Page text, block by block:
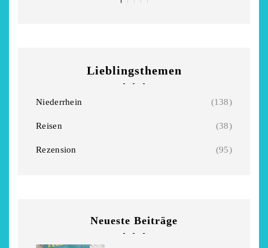
Niederrhein
2. Mai 2026
Garnier
5. April 2026
Lieblingsthemen
Niederrhein (138)
Reisen (38)
Rezension (95)
Neueste Beiträge